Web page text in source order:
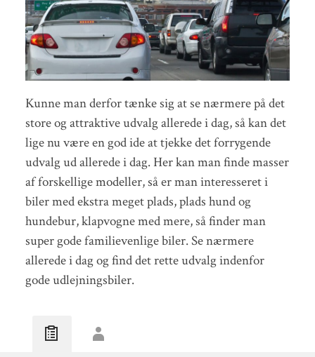
Kunne man derfor tænke sig at se nærmere på det
store og attraktive udvalg allerede i dag, så kan det
lige nu være en god ide at tjekke det forrygende
udvalg ud allerede i dag. Her kan man finde masser
af forskellige modeller, så er man interesseret i
biler med ekstra meget plads, plads hund og
hundebur, klapvogne med mere, så finder man
super gode familievenlige biler. Se nærmere
allerede i dag og find det rette udvalg indenfor
gode udlejningsbiler.